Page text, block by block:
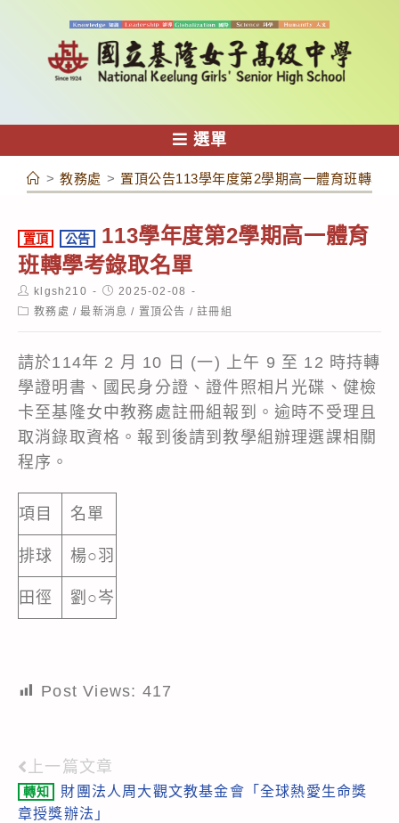
容
選單
> 教務處 > 置頂公告113學年度第2學期高一體育班轉學
置頂 公告
113學年度第2學期高一體育
班轉學考錄取名單
Post
author:
klgsh210
Post
published:
2025-02-08
Post教務處 / 最新消息 / 置頂公告 / 註冊組
請於114年 2 月 10 日 (一) 上午 9 至 12 時持轉
學證明書、國民身分證、證件照相片光碟、健檢
卡至基隆女中教務處註冊組報到。逾時不受理且
取消錄取資格。報到後請到教學組辦理選課相關
程序。
項目 名單
排球 楊○羽
田徑 劉○岑
Post Views: 417
Read
more
上一篇文章
轉知
財團法人周大觀文教基金會「全球熱愛生命獎
章授獎辦法」